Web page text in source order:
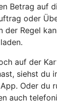
Betrag auf
oder
der Regel
auf der
siehst du
Oder du
auch